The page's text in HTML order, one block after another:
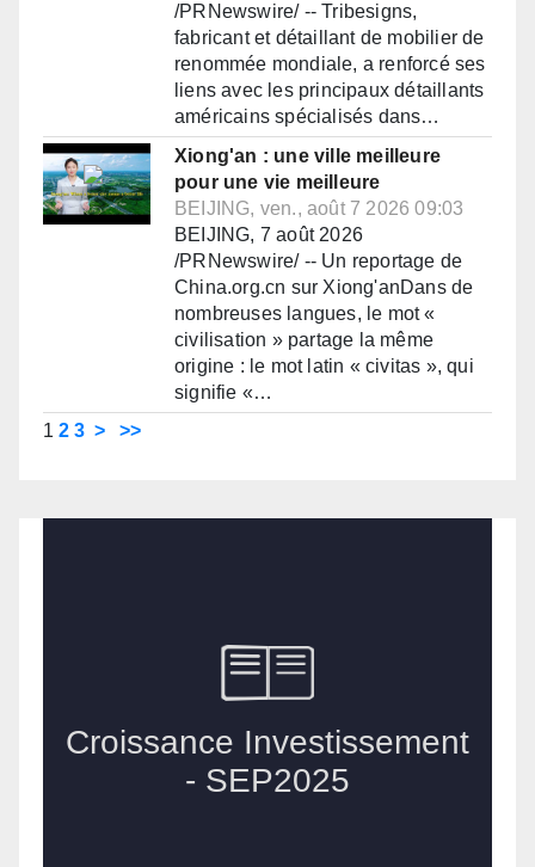
/PRNewswire/ -- Tribesigns,
fabricant et détaillant de mobilier de
renommée mondiale, a renforcé ses
liens avec les principaux détaillants
américains spécialisés dans…
Xiong'an : une ville meilleure
pour une vie meilleure
BEIJING, ven., août 7 2026 09:03
BEIJING, 7 août 2026
/PRNewswire/ -- Un reportage de
China.org.cn sur Xiong'anDans de
nombreuses langues, le mot «
civilisation » partage la même
origine : le mot latin « civitas », qui
signifie «…
1 2 3 > >>